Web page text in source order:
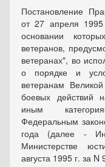
Постановление
от 27 апреля
основании
ветеранов,
ветеранах", во
о порядке и
ветеранам
боевых действий
иным
Федеральным
года (далее -
Министерстве
августа 1995 г. за N